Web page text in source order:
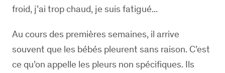
froid, j’ai trop chaud, je suis fatigué...
Au cours des premières semaines, il arrive
souvent que les bébés pleurent sans raison. C’est
ce qu’on appelle les pleurs non spécifiques. Ils